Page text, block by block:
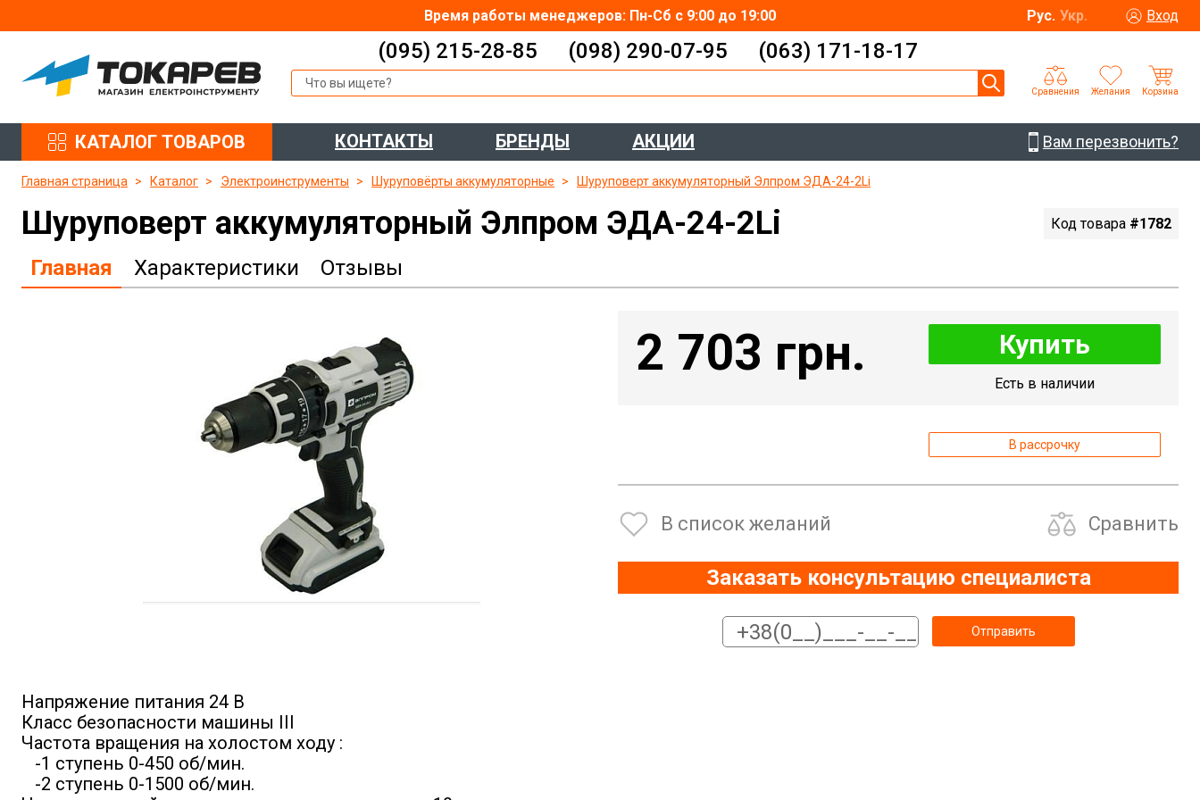
Время работы менеджеров: Пн-Сб с 9:00 до 19:00 Рус. Укр. Вход
(095) 215-28-85 (098) 290-07-95 (063) 171-18-17
Сравнения Желания Корзина
КАТАЛОГ ТОВАРОВ КОНТАКТЫ БРЕНДЫ АКЦИИ Вам перезвонить?
Главная страница Каталог Электроинструменты Шуруповёрты аккумуляторные Шуруповерт аккумуляторный Элпром ЭДА-24-2Li
Шуруповерт аккумуляторный Элпром ЭДА-24-2Li Код товара #1782
Главная Характеристики Отзывы
2 703 грн. Купить
Есть в наличии
В рассрочку
В список желаний Сравнить
Заказать консультацию специалиста
Напряжение питания 24 В
Класс безопасности машины III
Частота вращения на холостом ходу :
-1 ступень 0-450 об/мин.
-2 ступень 0-1500 об/мин.